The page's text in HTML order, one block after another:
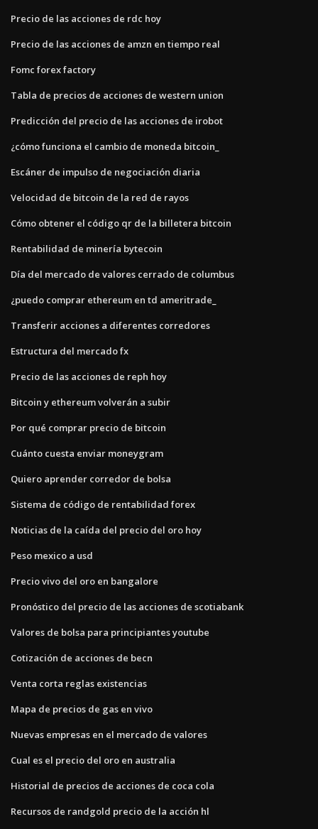
Precio de las acciones de rdc hoy
Precio de las acciones de amzn en tiempo real
Fomc forex factory
Tabla de precios de acciones de western union
Predicción del precio de las acciones de irobot
¿cómo funciona el cambio de moneda bitcoin_
Escáner de impulso de negociación diaria
Velocidad de bitcoin de la red de rayos
Cómo obtener el código qr de la billetera bitcoin
Rentabilidad de minería bytecoin
Día del mercado de valores cerrado de columbus
¿puedo comprar ethereum en td ameritrade_
Transferir acciones a diferentes corredores
Estructura del mercado fx
Precio de las acciones de reph hoy
Bitcoin y ethereum volverán a subir
Por qué comprar precio de bitcoin
Cuánto cuesta enviar moneygram
Quiero aprender corredor de bolsa
Sistema de código de rentabilidad forex
Noticias de la caída del precio del oro hoy
Peso mexico a usd
Precio vivo del oro en bangalore
Pronóstico del precio de las acciones de scotiabank
Valores de bolsa para principiantes youtube
Cotización de acciones de becn
Venta corta reglas existencias
Mapa de precios de gas en vivo
Nuevas empresas en el mercado de valores
Cual es el precio del oro en australia
Historial de precios de acciones de coca cola
Recursos de randgold precio de la acción hl